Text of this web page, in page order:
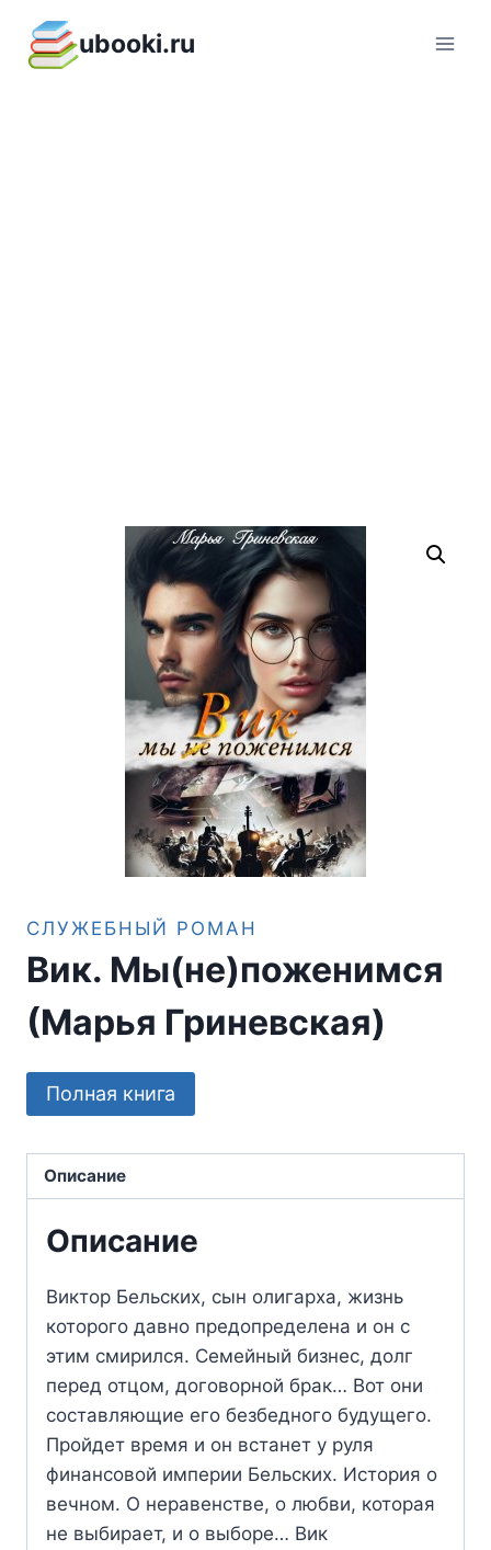
содержимому
ubooki.ru
СЛУЖЕБНЫЙ РОМАН
Вик. Мы(не)поженимся
(Марья Гриневская)
Полная книга
Описание
Описание
Виктор Бельских, сын олигарха, жизнь
которого давно предопределена и он с
этим смирился. Семейный бизнес, долг
перед отцом, договорной брак… Вот они
составляющие его безбедного будущего.
Пройдет время и он встанет у руля
финансовой империи Бельских. История о
вечном. О неравенстве, о любви, которая
не выбирает, и о выборе… Вик